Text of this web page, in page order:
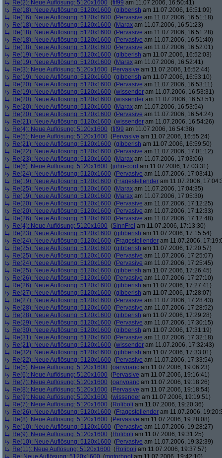
Re(2): Neue Auflösung: 5120x1600 (fif99 am 11.07.2006, 16:50:41)
Re(18): Neue Auflösung: 5120x1600 (gibberish am 11.07.2006, 16:51:09)
Re(16): Neue Auflösung: 5120x1600 (Pervasive am 11.07.2006, 16:51:18)
Re(18): Neue Auflösung: 5120x1600 (Marax am 11.07.2006, 16:51:23)
Re(18): Neue Auflösung: 5120x1600 (Pervasive am 11.07.2006, 16:51:28)
Re(18): Neue Auflösung: 5120x1600 (Pervasive am 11.07.2006, 16:51:40)
Re(18): Neue Auflösung: 5120x1600 (Pervasive am 11.07.2006, 16:52:01)
Re(19): Neue Auflösung: 5120x1600 (gibberish am 11.07.2006, 16:52:03)
Re(19): Neue Auflösung: 5120x1600 (Marax am 11.07.2006, 16:52:41)
Re(3): Neue Auflösung: 5120x1600 (Pervasive am 11.07.2006, 16:52:44)
Re(19): Neue Auflösung: 5120x1600 (gibberish am 11.07.2006, 16:53:10)
Re(20): Neue Auflösung: 5120x1600 (Pervasive am 11.07.2006, 16:53:11)
Re(19): Neue Auflösung: 5120x1600 (wissender am 11.07.2006, 16:53:31)
Re(20): Neue Auflösung: 5120x1600 (wissender am 11.07.2006, 16:53:51)
Re(20): Neue Auflösung: 5120x1600 (Marax am 11.07.2006, 16:53:54)
Re(20): Neue Auflösung: 5120x1600 (Pervasive am 11.07.2006, 16:54:24)
Re(21): Neue Auflösung: 5120x1600 (wissender am 11.07.2006, 16:54:26)
Re(4): Neue Auflösung: 5120x1600 (fif99 am 11.07.2006, 16:54:38)
Re(5): Neue Auflösung: 5120x1600 (Pervasive am 11.07.2006, 16:55:24)
Re(21): Neue Auflösung: 5120x1600 (gibberish am 11.07.2006, 16:59:50)
Re(22): Neue Auflösung: 5120x1600 (Pervasive am 11.07.2006, 17:01:12)
Re(23): Neue Auflösung: 5120x1600 (Marax am 11.07.2006, 17:03:06)
Re(6): Neue Auflösung: 5120x1600 (john-cord am 11.07.2006, 17:03:31)
Re(24): Neue Auflösung: 5120x1600 (Pervasive am 11.07.2006, 17:03:41)
Re(19): Neue Auflösung: 5120x1600 (Fragestellender am 11.07.2006,
Re(25): Neue Auflösung: 5120x1600 (Marax am 11.07.2006, 17:04:35)
Re(19): Neue Auflösung: 5120x1600 (Marax am 11.07.2006, 17:05:30)
Re(20): Neue Auflösung: 5120x1600 (Pervasive am 11.07.2006, 17:12:25)
Re(20): Neue Auflösung: 5120x1600 (Pervasive am 11.07.2006, 17:12:33)
Re(26): Neue Auflösung: 5120x1600 (Pervasive am 11.07.2006, 17:12:48)
Re(4): Neue Auflösung: 5120x1600 (SinnFrei am 11.07.2006, 17:13:30)
Re(23): Neue Auflösung: 5120x1600 (gibberish am 11.07.2006, 17:15:54)
Re(24): Neue Auflösung: 5120x1600 (Fragestellender am 11.07.2006,
Re(25): Neue Auflösung: 5120x1600 (gibberish am 11.07.2006, 17:20:57)
Re(25): Neue Auflösung: 5120x1600 (Pervasive am 11.07.2006, 17:25:07)
Re(24): Neue Auflösung: 5120x1600 (Pervasive am 11.07.2006, 17:25:45)
Re(25): Neue Auflösung: 5120x1600 (gibberish am 11.07.2006, 17:26:45)
Re(26): Neue Auflösung: 5120x1600 (Pervasive am 11.07.2006, 17:27:10)
Re(26): Neue Auflösung: 5120x1600 (gibberish am 11.07.2006, 17:27:41)
Re(27): Neue Auflösung: 5120x1600 (gibberish am 11.07.2006, 17:28:07)
Re(27): Neue Auflösung: 5120x1600 (Pervasive am 11.07.2006, 17:28:43)
Re(28): Neue Auflösung: 5120x1600 (Pervasive am 11.07.2006, 17:28:52)
Re(28): Neue Auflösung: 5120x1600 (gibberish am 11.07.2006, 17:29:28)
Re(29): Neue Auflösung: 5120x1600 (Pervasive am 11.07.2006, 17:30:15)
Re(30): Neue Auflösung: 5120x1600 (gibberish am 11.07.2006, 17:31:19)
Re(31): Neue Auflösung: 5120x1600 (Pervasive am 11.07.2006, 17:32:18)
Re(21): Neue Auflösung: 5120x1600 (wissender am 11.07.2006, 17:32:43)
Re(32): Neue Auflösung: 5120x1600 (gibberish am 11.07.2006, 17:33:01)
Re(22): Neue Auflösung: 5120x1600 (Pervasive am 11.07.2006, 17:33:54)
Re(5): Neue Auflösung: 5120x1600 (oanvoanc am 11.07.2006, 19:06:23)
Re(6): Neue Auflösung: 5120x1600 (Pervasive am 11.07.2006, 19:16:41)
Re(7): Neue Auflösung: 5120x1600 (oanvoanc am 11.07.2006, 19:18:26)
Re(8): Neue Auflösung: 5120x1600 (Pervasive am 11.07.2006, 19:18:54)
Re(9): Neue Auflösung: 5120x1600 (wissender am 11.07.2006, 19:19:51)
Re(7): Neue Auflösung: 5120x1600 (Roliboli am 11.07.2006, 19:20:36)
Re(26): Neue Auflösung: 5120x1600 (Fragestellender am 11.07.2006,
Re(8): Neue Auflösung: 5120x1600 (Pervasive am 11.07.2006, 19:28:08)
Re(10): Neue Auflösung: 5120x1600 (Pervasive am 11.07.2006, 19:28:27)
Re(9): Neue Auflösung: 5120x1600 (Roliboli am 11.07.2006, 19:31:25)
Re(10): Neue Auflösung: 5120x1600 (Pervasive am 11.07.2006, 19:32:39)
Re(11): Neue Auflösung: 5120x1600 (Roliboli am 11.07.2006, 19:37:57)
Re: Neue Auflösung: 5120x1600 (motorboot am 11.07.2006, 19:42:10)